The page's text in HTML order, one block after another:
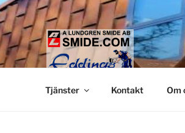
Smide och glaspartier i
Tjänster Kontakt Om